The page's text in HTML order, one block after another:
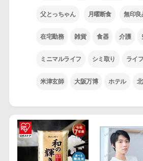
父とっちゃん 月曜断食 無印良
在宅勤務 雑貨 食器 介護
ミニマルライフ シミ取り ライ
米津玄師 大阪万博 ホテル